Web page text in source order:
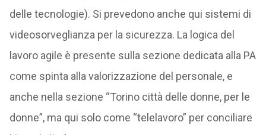
delle tecnologie). Si prevedono anche qui sistemi di
videosorveglianza per la sicurezza. La logica del
lavoro agile è presente sulla sezione dedicata alla PA
come spinta alla valorizzazione del personale, e
anche nella sezione “Torino città delle donne, per le
donne”, ma qui solo come “telelavoro” per conciliare